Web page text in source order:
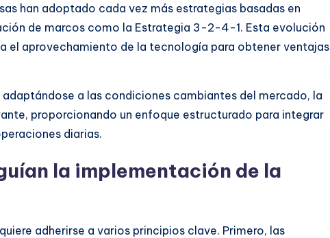
han adoptado cada vez más estrategias basadas en
de marcos como la Estrategia 3-2-4-1. Esta evolución
el aprovechamiento de la tecnología para obtener ventajas
a las condiciones cambiantes del mercado, la
proporcionando un enfoque estructurado para integrar
diarias.
la implementación de la
adherirse a varios principios clave. Primero, las